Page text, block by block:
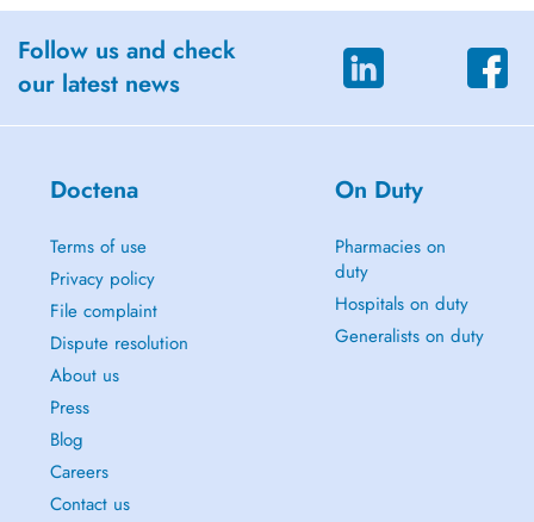
Follow us and check
our latest news
Doctena
Terms of use
Privacy policy
File complaint
Dispute resolution
About us
Press
Blog
Careers
Contact us
On Duty
Pharmacies on
duty
Hospitals on duty
Generalists on duty